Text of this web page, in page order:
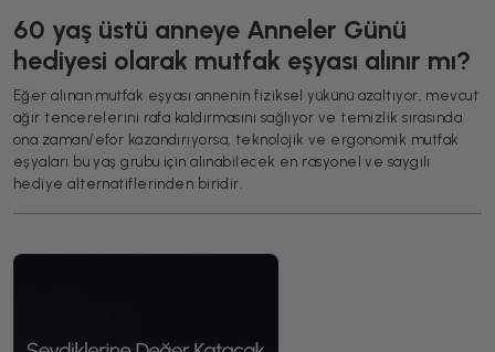
60 yaş üstü anneye Anneler Günü
hediyesi olarak mutfak eşyası alınır mı?
Eğer alınan mutfak eşyası annenin fiziksel yükünü azaltıyor, mevcut
ağır tencerelerini rafa kaldırmasını sağlıyor ve temizlik sırasında
ona zaman/efor kazandırıyorsa, teknolojik ve ergonomik mutfak
eşyaları bu yaş grubu için alınabilecek en rasyonel ve saygılı
hediye alternatiflerinden biridir.